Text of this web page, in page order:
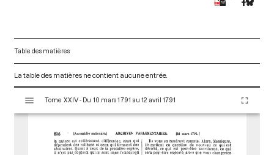
Table des matières
La table des matières ne contient aucune entrée.
s
Tome XXIV - Du 10 mars 1791 au 12 avril 1791